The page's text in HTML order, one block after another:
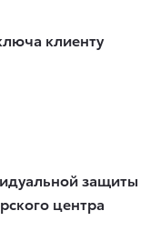
клиенту
защиты
центра